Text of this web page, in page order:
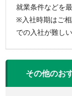
就業条件などを
※入社時期はご
での入社が難し
その他のお